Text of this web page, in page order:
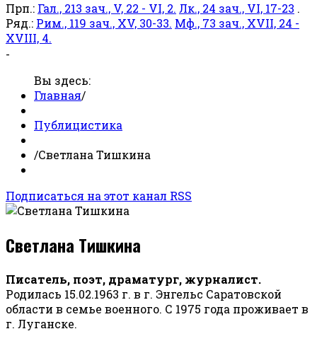
Прп.: Гал., 213 зач., V, 22 - VI, 2. Лк., 24 зач., VI, 17-23 .
Ряд.: Рим., 119 зач., XV, 30-33. Мф., 73 зач., XVII, 24 -
XVIII, 4.
-
Вы здесь:
Главная/
Публицистика
/Светлана Тишкина
Подписаться на этот канал RSS
Светлана Тишкина
Писатель, поэт, драматург, журналист.
Родилась 15.02.1963 г. в г. Энгельс Саратовской
области в семье военного. С 1975 года проживает в
г. Луганске.